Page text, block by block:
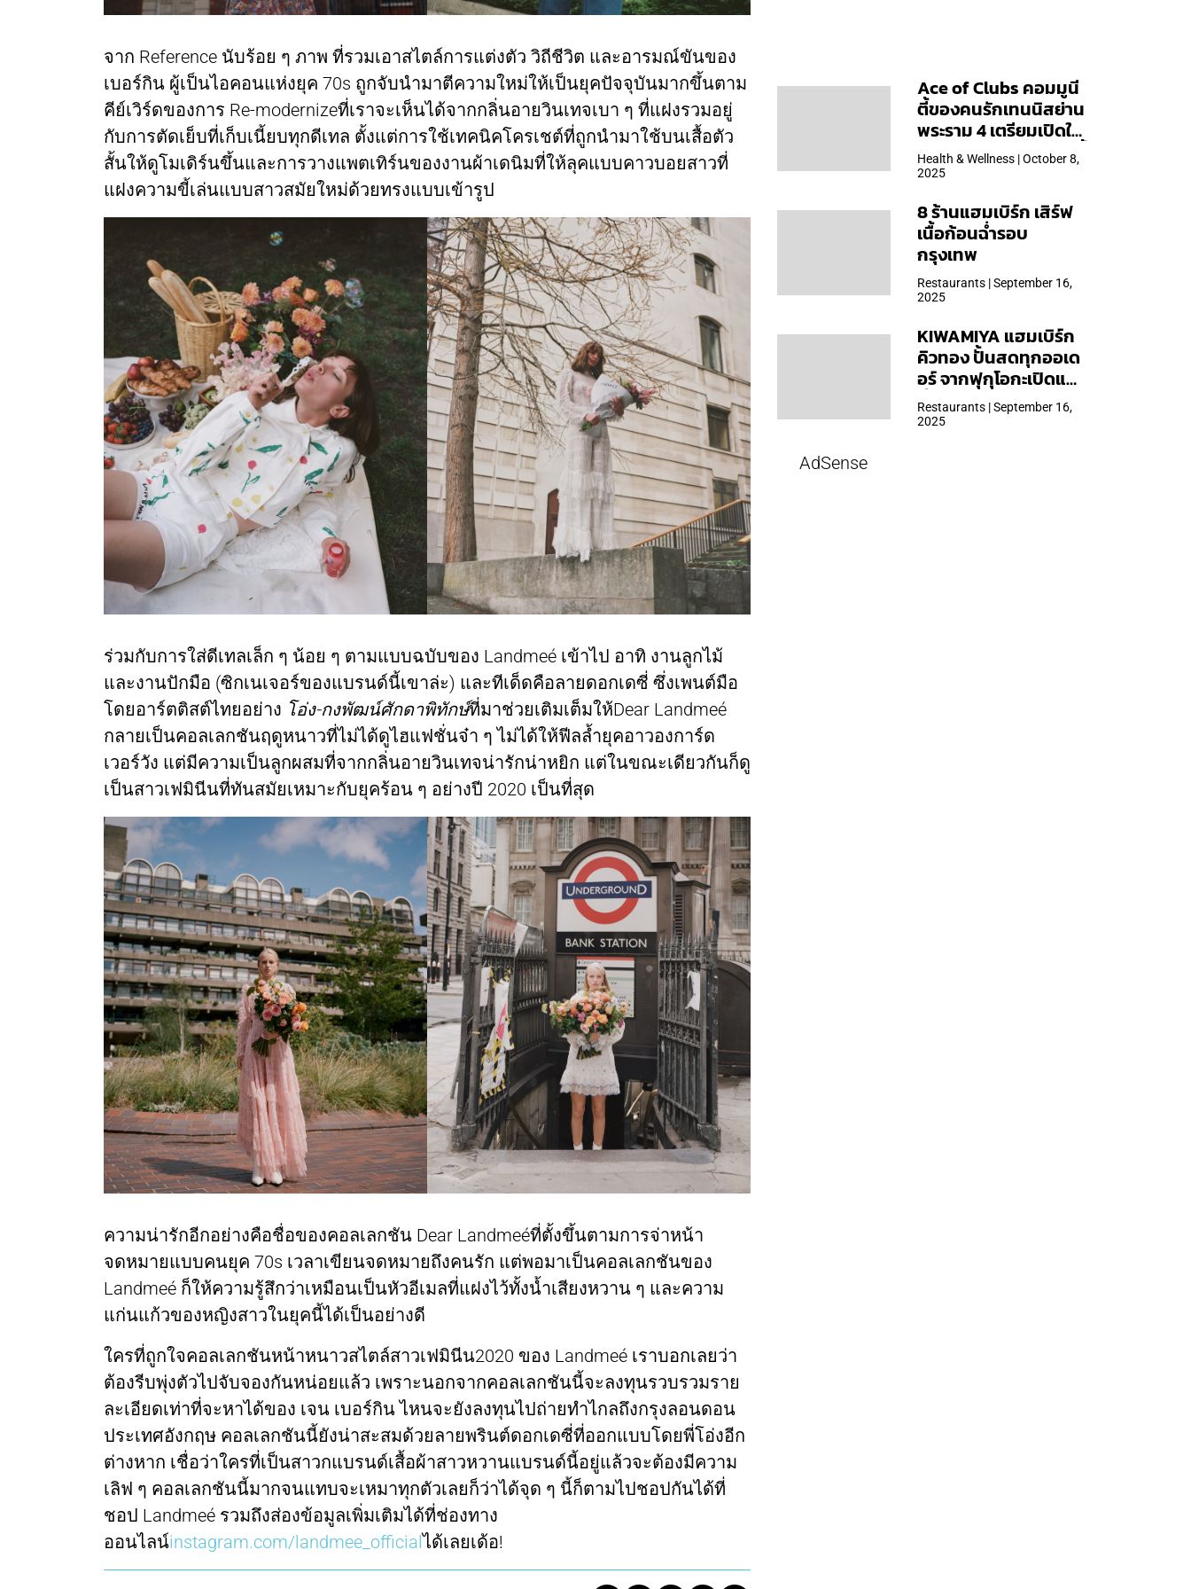
จาก Reference นับร้อย ๆ ภาพ ที่รวมเอาสไตล์การแต่งตัว วิถีชีวิต และอารมณ์ขันของ
เบอร์กิน ผู้เป็นไอคอนแห่งยุค 70s ถูกจับนำมาตีความใหม่ให้เป็นยุคปัจจุบันมากขึ้นตาม
คีย์เวิร์ดของการ Re-modernizeที่เราจะเห็นได้จากกลิ่นอายวินเทจเบา ๆ ที่แฝงรวมอยู่
กับการตัดเย็บที่เก็บเนี้ยบทุกดีเทล ตั้งแต่การใช้เทคนิคโครเชต์ที่ถูกนำมาใช้บนเสื้อตัว
สั้นให้ดูโมเดิร์นขึ้นและการวางแพตเทิร์นของงานผ้าเดนิมที่ให้ลุคแบบคาวบอยสาวที่
แฝงความขี้เล่นแบบสาวสมัยใหม่ด้วยทรงแบบเข้ารูป
ร่วมกับการใส่ดีเทลเล็ก ๆ น้อย ๆ ตามแบบฉบับของ Landmeé เข้าไป อาทิ งานลูกไม้
และงานปักมือ (ซิกเนเจอร์ของแบรนด์นี้เขาล่ะ) และทีเด็ดคือลายดอกเดซี่ ซึ่งเพนต์มือ
โดยอาร์ตติสต์ไทยอย่าง โอ่ง-กงพัฒน์ศักดาพิทักษ์ที่มาช่วยเติมเต็มให้Dear Landmeé
กลายเป็นคอลเลกชันฤดูหนาวที่ไม่ได้ดูไฮแฟชั่นจ๋า ๆ ไม่ได้ให้ฟีลล้ำยุคอาวองการ์ด
เวอร์วัง แต่มีความเป็นลูกผสมที่จากกลิ่นอายวินเทจน่ารักน่าหยิก แต่ในขณะเดียวกันก็ดู
เป็นสาวเฟมินีนที่ทันสมัยเหมาะกับยุคร้อน ๆ อย่างปี 2020 เป็นที่สุด
ความน่ารักอีกอย่างคือชื่อของคอลเลกชัน Dear Landmeéที่ตั้งขึ้นตามการจ่าหน้า
จดหมายแบบคนยุค 70s เวลาเขียนจดหมายถึงคนรัก แต่พอมาเป็นคอลเลกชันของ
Landmeé ก็ให้ความรู้สึกว่าเหมือนเป็นหัวอีเมลที่แฝงไว้ทั้งน้ำเสียงหวาน ๆ และความ
แก่นแก้วของหญิงสาวในยุคนี้ได้เป็นอย่างดี
ใครที่ถูกใจคอลเลกชันหน้าหนาวสไตล์สาวเฟมินีน2020 ของ Landmeé เราบอกเลยว่า
ต้องรีบพุ่งตัวไปจับจองกันหน่อยแล้ว เพราะนอกจากคอลเลกชันนี้จะลงทุนรวบรวมราย
ละเอียดเท่าที่จะหาได้ของ เจน เบอร์กิน ไหนจะยังลงทุนไปถ่ายทำไกลถึงกรุงลอนดอน
ประเทศอังกฤษ คอลเลกชันนี้ยังน่าสะสมด้วยลายพรินต์ดอกเดซี่ที่ออกแบบโดยพี่โอ่งอีก
ต่างหาก เชื่อว่าใครที่เป็นสาวกแบรนด์เสื้อผ้าสาวหวานแบรนด์นี้อยู่แล้วจะต้องมีความ
เลิฟ ๆ คอลเลกชันนี้มากจนแทบจะเหมาทุกตัวเลยก็ว่าได้จุด ๆ นี้ก็ตามไปชอปกันได้ที่
ชอป Landmeé รวมถึงส่องข้อมูลเพิ่มเติมได้ที่ช่องทาง
ออนไลน์instagram.com/landmee_officialได้เลยเด้อ!
Ace of Clubs คอมมูนี
ตี้ของคนรักเทนนิสย่าน
พระราม 4 เตรียมเปิดให้
บริการวันแรก 19 ต.ค. นี้
Health & Wellness | October 8,
2025
8 ร้านแฮมเบิร์ก เสิร์ฟ
เนื้อก้อนฉ่ำรอบ
กรุงเทพ
Restaurants | September 16,
2025
KIWAMIYA แฮมเบิร์ก
คิวทอง ปั้นสดทุกออเด
อร์ จากฟุกุโอกะเปิดแล้ว
ที่ Central Park
Restaurants | September 16,
2025
AdSense